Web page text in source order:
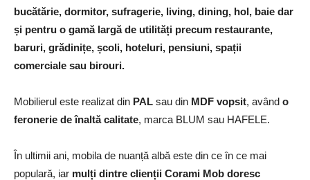
bucătărie, dormitor, sufragerie, living, dining, hol, baie dar
și pentru o gamă largă de utilități precum restaurante,
baruri, grădinițe, școli, hoteluri, pensiuni, spații
comerciale sau birouri.
Mobilierul este realizat din PAL sau din MDF vopsit, având o
feronerie de înaltă calitate, marca BLUM sau HAFELE.
În ultimii ani, mobila de nuanță albă este din ce în ce mai
populară, iar mulți dintre clienții Corami Mob doresc